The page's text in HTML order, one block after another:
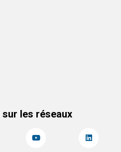
sur les réseaux